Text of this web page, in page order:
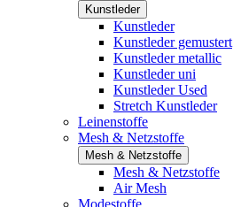
Kunstleder
Kunstleder
Kunstleder gemustert
Kunstleder metallic
Kunstleder uni
Kunstleder Used
Stretch Kunstleder
Leinenstoffe
Mesh & Netzstoffe
Mesh & Netzstoffe
Mesh & Netzstoffe
Air Mesh
Modestoffe